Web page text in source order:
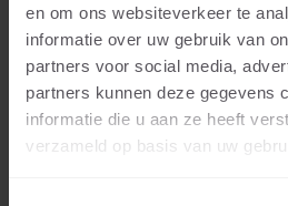
en om ons websiteverkeer te
informatie over uw gebruik van
partners voor social media,
partners kunnen deze gegevens
informatie die u aan ze heeft
verzameld op basis van uw
Oosterhout
Toepassing:
Terras
Fotografie:
Cees Rijnen
Producten: